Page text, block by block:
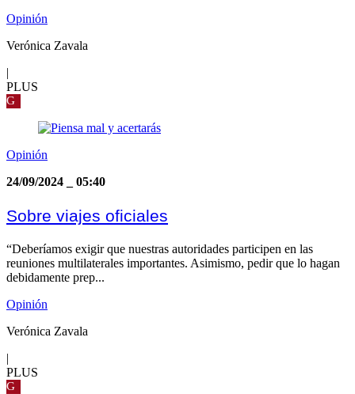
Opinión
Verónica Zavala
|
PLUS
G
Opinión
24/09/2024
05:40
Sobre viajes oficiales
“Deberíamos exigir que nuestras autoridades participen en las
reuniones multilaterales importantes. Asimismo, pedir que lo hagan
debidamente prep...
Opinión
Verónica Zavala
|
PLUS
G